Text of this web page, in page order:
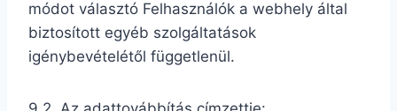
módot választó Felhasználók a webhely által
biztosított egyéb szolgáltatások
igénybevételétől függetlenül.